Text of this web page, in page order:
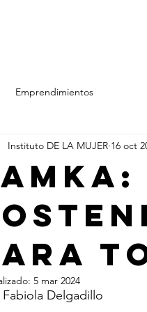
Emprendimientos
Instituto DE LA MUJER 16 oct
5 mar 2024
Fabiola Delgadillo